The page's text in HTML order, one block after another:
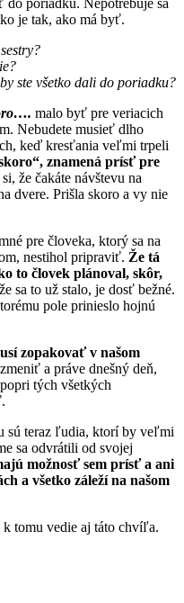
je tak, ako má byť.
ste všetko dali do poriadku?
malo byť pre veriacich
Nebudete musieť dlho
keď kresťania veľmi trpeli
znamená prísť pre
že čakáte návštevu na
dvere. Prišla skoro a vy nie
pre človeka, ktorý sa na
nestihol pripraviť. Že tá
to človek plánoval, skôr,
sa to už stalo, je dosť bežné.
pole prinieslo hojnú
zopakovať v našom
a práve dnešný deň,
tých všetkých
sú teraz ľudia, ktorí by veľmi
sa odvrátili od svojej
možnosť sem prísť a ani
a všetko záleží na našom
k tomu vedie aj táto chvíľa.